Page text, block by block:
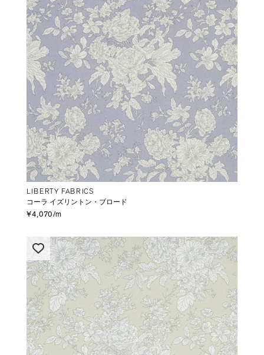
LIBERTY FABRICS
コーラ イズリントン・ブロード
¥4,070/m